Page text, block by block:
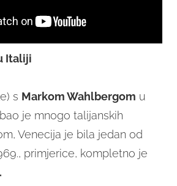
Italiji
s Markom Wahlbergom u
je mnogo talijanskih
Venecija je bila jedan od
primjerice, kompletno je